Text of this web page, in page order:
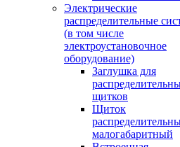
Электрические
распределительные
(в том числе
электроустановочное
оборудование)
Заглушка для
щитков
Щиток
малогабаритный